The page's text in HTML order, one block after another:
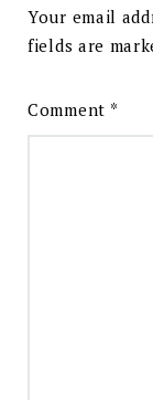
Your email
fields are
Comment *